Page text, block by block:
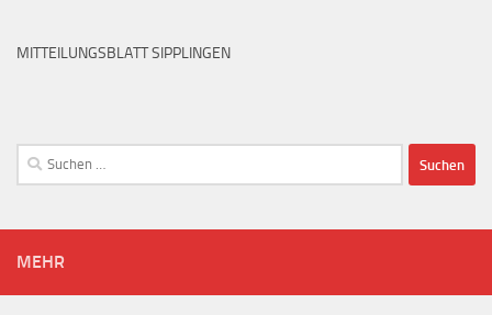
MITTEILUNGSBLATT SIPPLINGEN
Suchen
nach:
MEHR